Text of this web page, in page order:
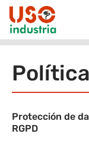
Skip to main content
Protección de
RGPD